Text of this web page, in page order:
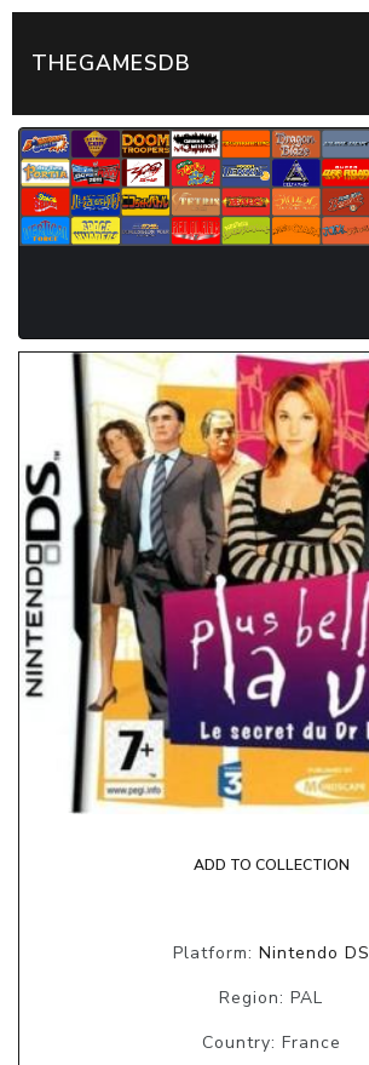
THEGAMESDB
ADD TO COLLECTION
Platform: Nintendo DS
Region: PAL
Country: France